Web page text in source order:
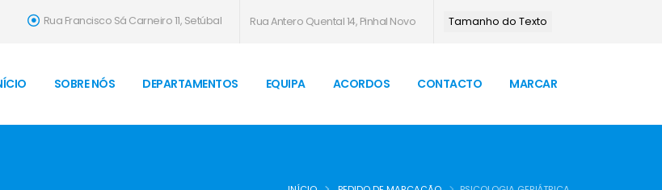
Rua Francisco Sá Carneiro 11, Setúbal Rua Antero Quental 14, Pinhal Novo Tamanho do Texto
SOBRE NÓS DEPARTAMENTOS EQUIPA ACORDOS CONTACTO MARCAR